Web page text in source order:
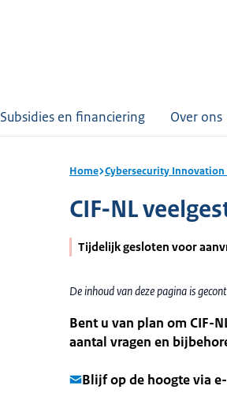
Subsidies en financiering Over ons
Home Cybersecurity Innovation
CIF-NL
Tijdelijk gesloten voor
De inhoud van deze pagina is
Bent u van plan om CIF-
aantal vragen en
Blijf op de hoogte via